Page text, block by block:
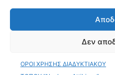
Δεν
ΟΡΟΙ ΧΡΗΣΗΣ ΔΙΑΔΥΚΤΙΑΚΟΥ
Videos Όροι
© Copyright 2026 ΝΕΟΛΟΓΟΣ